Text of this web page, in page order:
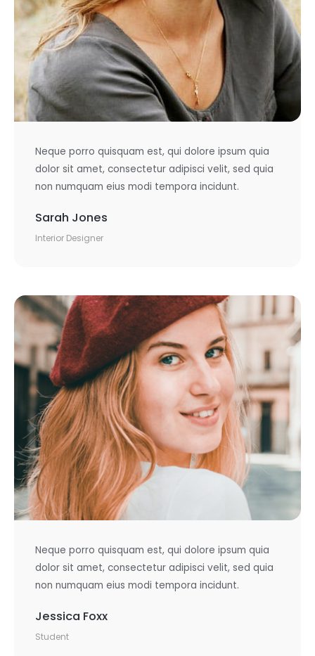
Neque porro quisquam est, qui dolore ipsum quia
dolor sit amet, consectetur adipisci velit, sed quia
non numquam eius modi tempora incidunt.
Sarah Jones
Interior Designer
Neque porro quisquam est, qui dolore ipsum quia
dolor sit amet, consectetur adipisci velit, sed quia
non numquam eius modi tempora incidunt.
Jessica Foxx
Student